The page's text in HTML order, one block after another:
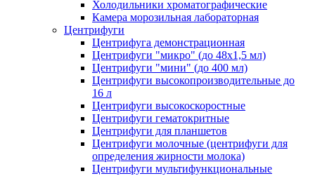
Холодильники хроматографические
Камера морозильная лабораторная
Центрифуги
Центрифуга демонстрационная
Центрифуги "микро" (до 48x1,5 мл)
Центрифуги "мини" (до 400 мл)
Центрифуги высокопроизводительные до
16 л
Центрифуги высокоскоростные
Центрифуги гематокритные
Центрифуги для планшетов
Центрифуги молочные (центрифуги для
определения жирности молока)
Центрифуги мультифункциональные